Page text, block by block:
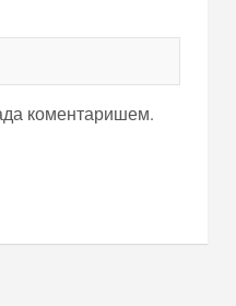
коментаришем.